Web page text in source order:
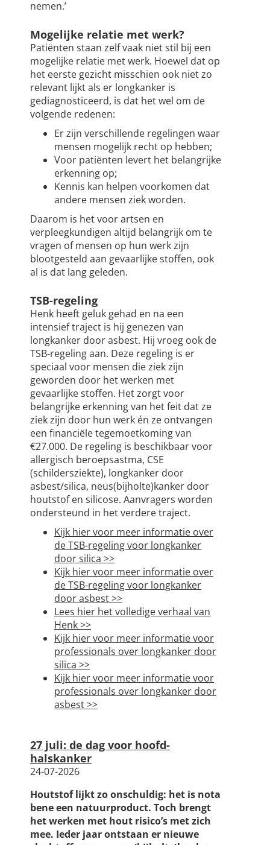
nemen.’
Mogelijke relatie met werk?
Patiënten staan zelf vaak niet stil bij een
mogelijke relatie met werk. Hoewel dat op
het eerste gezicht misschien ook niet zo
relevant lijkt als er longkanker is
gediagnosticeerd, is dat het wel om de
volgende redenen:
Er zijn verschillende regelingen waar
mensen mogelijk recht op hebben;
Voor patiënten levert het belangrijke
erkenning op;
Kennis kan helpen voorkomen dat
andere mensen ziek worden.
Daarom is het voor artsen en
verpleegkundigen altijd belangrijk om te
vragen of mensen op hun werk zijn
blootgesteld aan gevaarlijke stoffen, ook
al is dat lang geleden.
TSB-regeling
Henk heeft geluk gehad en na een
intensief traject is hij genezen van
longkanker door asbest. Hij vroeg ook de
TSB-regeling aan. Deze regeling is er
speciaal voor mensen die ziek zijn
geworden door het werken met
gevaarlijke stoffen. Het zorgt voor
belangrijke erkenning van het feit dat ze
ziek zijn door hun werk én ze ontvangen
een financiële tegemoetkoming van
€27.000. De regeling is beschikbaar voor
allergisch beroepsastma, CSE
(schildersziekte), longkanker door
asbest/silica, neus(bijholte)kanker door
houtstof en silicose. Aanvragers worden
ondersteund in het verdere traject.
Kijk hier voor meer informatie over
de TSB-regeling voor longkanker
door silica >>
Kijk hier voor meer informatie over
de TSB-regeling voor longkanker
door asbest >>
Lees hier het volledige verhaal van
Henk >>
Kijk hier voor meer informatie voor
professionals over longkanker door
silica >>
Kijk hier voor meer informatie voor
professionals over longkanker door
asbest >>
27 juli: de dag voor hoofd-
halskanker
24-07-2026
Houtstof lijkt zo onschuldig: het is nota
bene een natuurproduct. Toch brengt
het werken met hout risico’s met zich
mee. Ieder jaar ontstaan er nieuwe